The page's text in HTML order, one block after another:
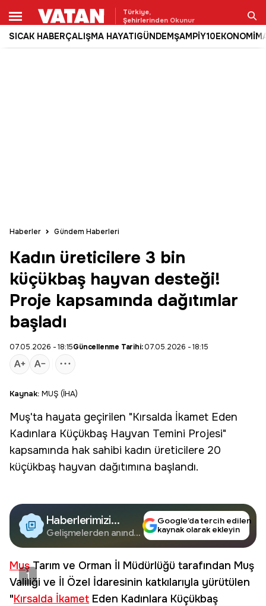
Türkiye,
Şehirlerinden Okunur
SICAK HABERÇALIŞMA HAYATIGÜNDEMŞAMPİY10EKONOMİ
Ara
Haberler Gündem Haberleri
Kadın üreticilere 3 bin
küçükbaş hayvan desteği!
Proje kapsamında dağıtımlar
başladı
07.05.2026 - 18:15Güncellenme Tarihi:07.05.2026 - 18:15
Kaynak: MUŞ (İHA)
Muş'ta hayata geçirilen "Kırsalda İkamet Eden
Kadınlara Küçükbaş Hayvan Temini Projesi"
kapsamında hak sahibi kadın üreticilere 20
küçükbaş hayvan dağıtımına başlandı.
Haberlerimizi
Google'da Takip
Edin
Gelişmelerden anında
Google’da tercih edilen
kaynak olarak ekleyin
1
MuşTarım ve Orman İl Müdürlüğü tarafından Muş
Valiliği ve İl Özel İdaresinin katkılarıyla yürütülen
"Kırsalda İkamet Eden Kadınlara Küçükbaş